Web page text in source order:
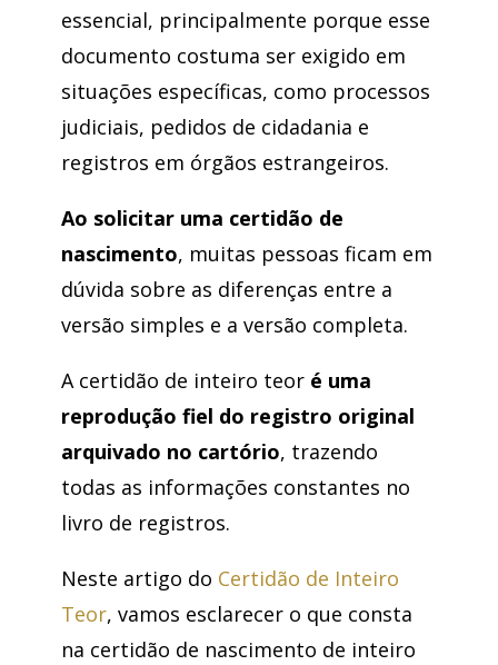
essencial, principalmente porque esse
documento costuma ser exigido em
situações específicas, como processos
judiciais, pedidos de cidadania e
registros em órgãos estrangeiros.
Ao solicitar uma certidão de
nascimento, muitas pessoas ficam em
dúvida sobre as diferenças entre a
versão simples e a versão completa.
A certidão de inteiro teor é uma
reprodução fiel do registro original
arquivado no cartório, trazendo
todas as informações constantes no
livro de registros.
Neste artigo do Certidão de Inteiro
Teor, vamos esclarecer o que consta
na certidão de nascimento de inteiro